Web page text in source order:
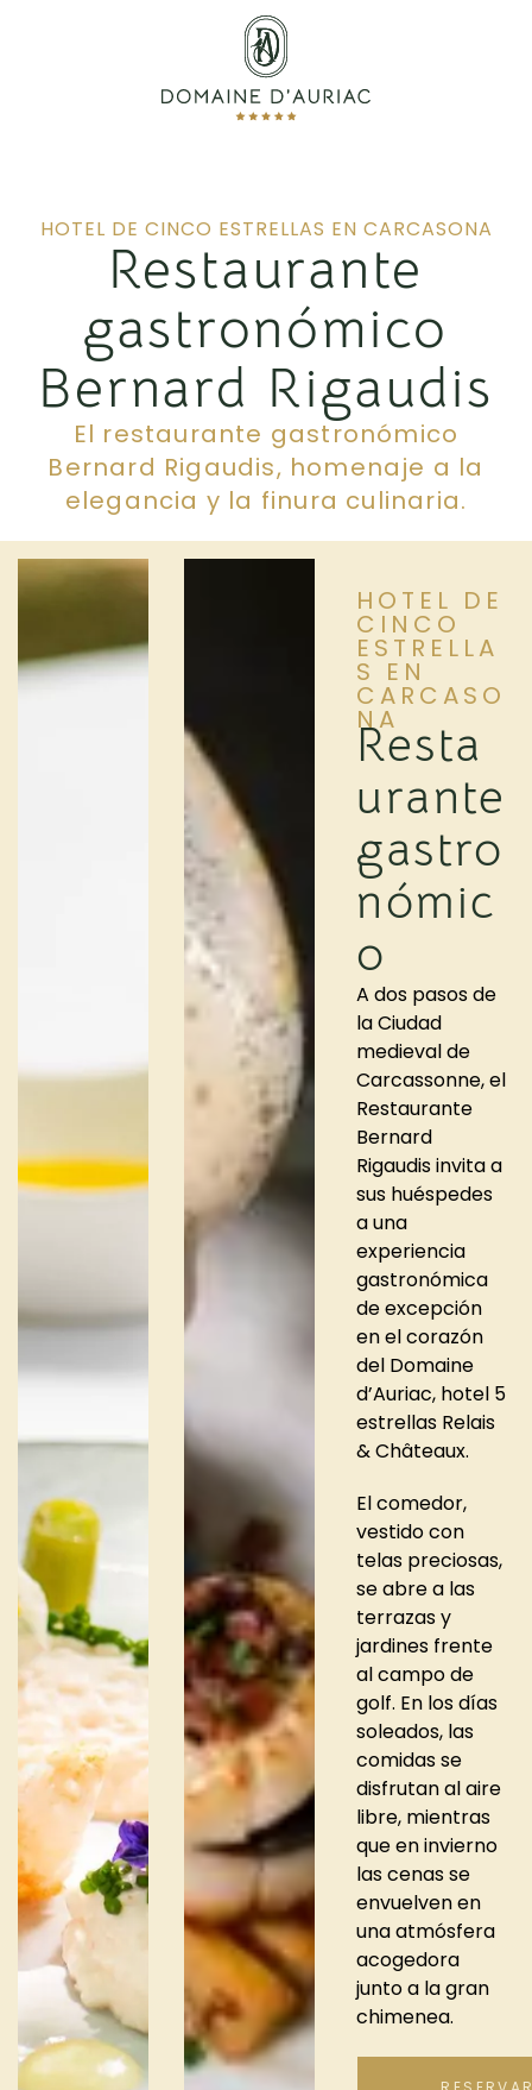
HOTEL DE CINCO ESTRELLAS EN CARCASONA
Restaurante
gastronómico
Bernard Rigaudis
El restaurante gastronómico
Bernard Rigaudis, homenaje a la
elegancia y la finura culinaria.
HOTEL DE
CINCO
ESTRELLA
S EN
CARCASO
NA
Resta
urante
gastro
nómic
o
A dos pasos de
la Ciudad
medieval de
Carcassonne, el
Restaurante
Bernard
Rigaudis invita a
sus huéspedes
a una
experiencia
gastronómica
de excepción
en el corazón
del Domaine
d’Auriac, hotel 5
estrellas Relais
& Châteaux.
El comedor,
vestido con
telas preciosas,
se abre a las
terrazas y
jardines frente
al campo de
golf. En los días
soleados, las
comidas se
disfrutan al aire
libre, mientras
que en invierno
las cenas se
envuelven en
una atmósfera
acogedora
junto a la gran
chimenea.